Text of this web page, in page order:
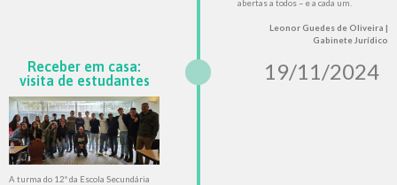
abertas a todos – e a cada um.
Leonor Guedes de Oliveira |
Gabinete Jurídico
Receber em casa:
visita de estudantes
A turma do 12º da Escola Secundária
19/11/2024